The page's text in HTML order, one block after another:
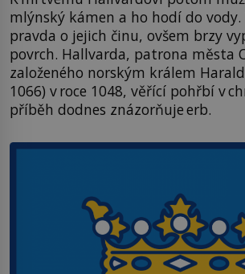
mlýnský kámen a ho hodí do
pravda o jejich činu, ovšem brzy
povrch. Hallvarda, patrona města
založeného norským králem
1066) v roce 1048, věřící pohřbí v
příběh dodnes znázorňuje erb.